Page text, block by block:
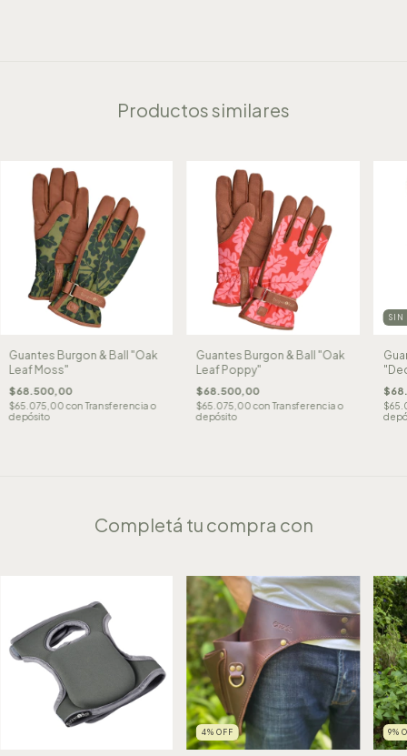
Productos similares
Guantes Burgon & Ball "Oak
Leaf Moss"
$68.500,00
$65.075,00con Transferencia o
depósito
Guantes Burgon & Ball "Oak
Leaf Poppy"
$68.500,00
$65.075,00con Transferencia o
depósito
SIN
Completá tu compra con
4% OFF 9%